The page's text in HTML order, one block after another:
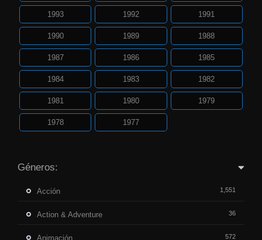
1993 1992 1991
1990 1989 1988
1987 1986 1985
1984 1983 1982
1981 1980 1979
1978 1977
Géneros:
Acción 1,551
Action & Adventure 36
Animación 572